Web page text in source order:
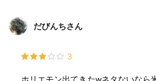
だびんちさん
3